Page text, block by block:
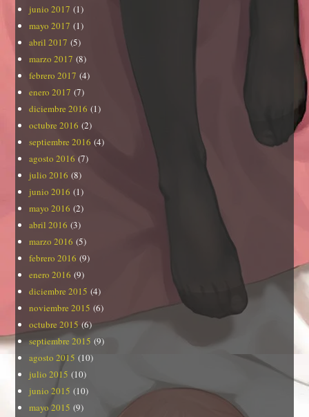
junio 2017 (1)
mayo 2017 (1)
abril 2017 (5)
marzo 2017 (8)
febrero 2017 (4)
enero 2017 (7)
diciembre 2016 (1)
octubre 2016 (2)
septiembre 2016 (4)
agosto 2016 (7)
julio 2016 (8)
junio 2016 (1)
mayo 2016 (2)
abril 2016 (3)
marzo 2016 (5)
febrero 2016 (9)
enero 2016 (9)
diciembre 2015 (4)
noviembre 2015 (6)
octubre 2015 (6)
septiembre 2015 (9)
agosto 2015 (10)
julio 2015 (10)
junio 2015 (10)
mayo 2015 (9)